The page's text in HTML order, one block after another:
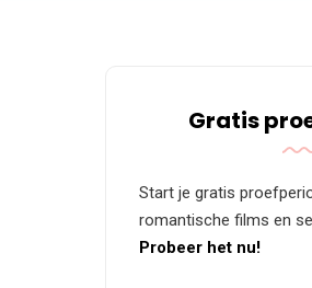
Gratis
Start je gratis
romantische films en
Probeer het nu!